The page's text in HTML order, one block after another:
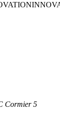
Cormier 5